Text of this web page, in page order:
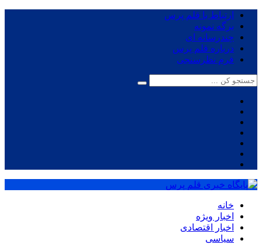
ارتباط با قلم پرس
برگه نمونه
چندرسانه ای
درباره قلم پرس
فرم نظرسنجی
خانه
اخبار ویژه
اخبار اقتصادی
سیاسی